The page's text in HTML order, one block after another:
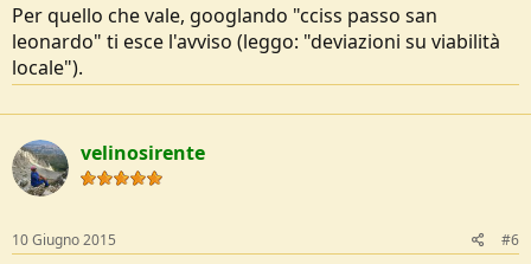
Per quello che vale, googlando "cciss passo san
leonardo" ti esce l'avviso (leggo: "deviazioni su viabilità
locale").
velinosirente
10 Giugno 2015 #6